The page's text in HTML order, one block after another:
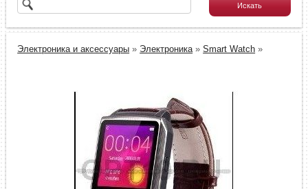
Электроника и аксессуары » Электроника»Smart Watch »